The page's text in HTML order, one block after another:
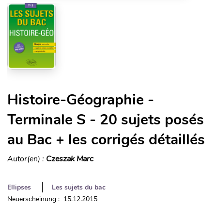
Histoire-Géographie -
Terminale S - 20 sujets posés
au Bac + les corrigés détaillés
Autor(en) : Czeszak Marc
Ellipses
Les sujets du bac
Neuerscheinung : 15.12.2015